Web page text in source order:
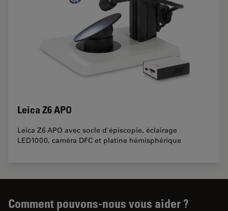
Leica Z6 APO
Leica Z6 APO avec socle d'épiscopie, éclairage
LED1000, caméra DFC et platine hémisphérique
Comment pouvons-nous vous aider ?